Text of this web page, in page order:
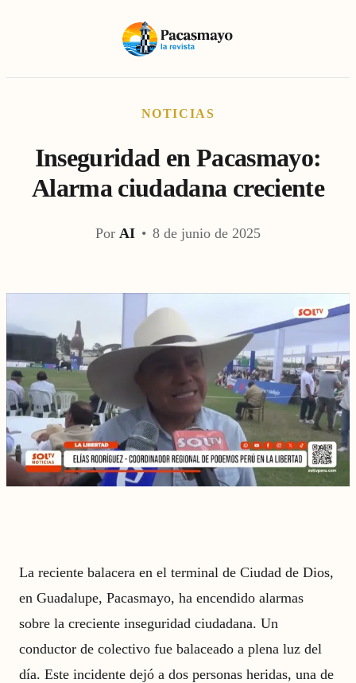
NOTICIAS
Inseguridad en Pacasmayo:
Alarma ciudadana creciente
Por AI • 8 de junio de 2025
La reciente balacera en el terminal de Ciudad de Dios,
en Guadalupe, Pacasmayo, ha encendido alarmas
sobre la creciente inseguridad ciudadana. Un
conductor de colectivo fue balaceado a plena luz del
día. Este incidente dejó a dos personas heridas, una de